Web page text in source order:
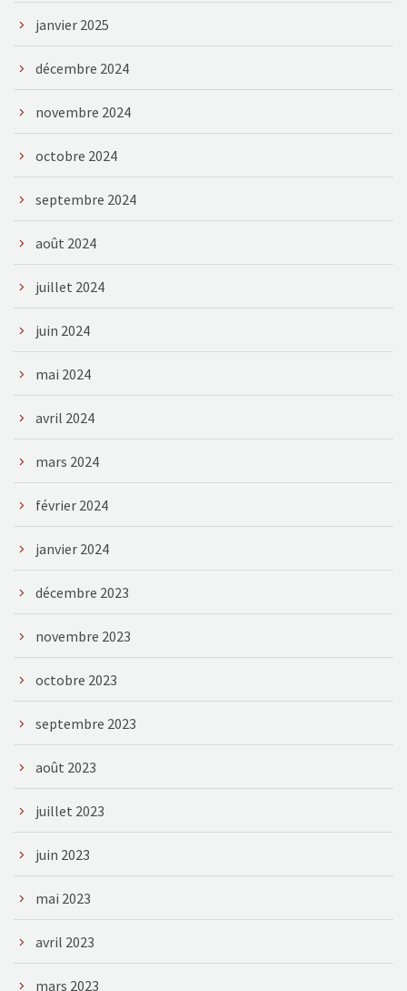
janvier 2025
décembre 2024
novembre 2024
octobre 2024
septembre 2024
août 2024
juillet 2024
juin 2024
mai 2024
avril 2024
mars 2024
février 2024
janvier 2024
décembre 2023
novembre 2023
octobre 2023
septembre 2023
août 2023
juillet 2023
juin 2023
mai 2023
avril 2023
mars 2023